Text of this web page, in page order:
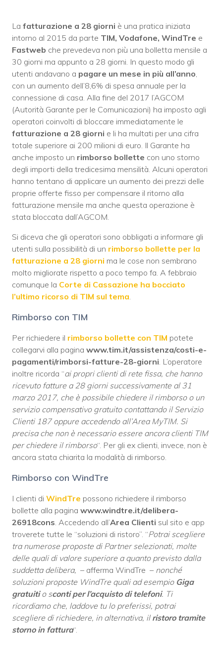
La fatturazione a 28 giorni è una pratica iniziata
intorno al 2015 da parte TIM, Vodafone, WindTre e
Fastweb che prevedeva non più una bolletta mensile a
30 giorni ma appunto a 28 giorni. In questo modo gli
utenti andavano a pagare un mese in più all’anno,
con un aumento dell’8,6% di spesa annuale per la
connessione di casa. Alla fine del 2017 l’AGCOM
(Autorità Garante per le Comunicazioni) ha imposto agli
operatori coinvolti di bloccare immediatamente le
fatturazione a 28 giorni e li ha multati per una cifra
totale superiore ai 200 milioni di euro. Il Garante ha
anche imposto un rimborso bollette con uno storno
degli importi della tredicesima mensilità. Alcuni operatori
hanno tentano di applicare un aumento dei prezzi delle
proprie offerte fisso per compensare il ritorno alla
fatturazione mensile ma anche questa operazione è
stata bloccata dall’AGCOM.
Si diceva che gli operatori sono obbligati a informare gli
utenti sulla possibilità di un rimborso bollette per la
fatturazione a 28 giorni ma le cose non sembrano
molto migliorate rispetto a poco tempo fa. A febbraio
comunque la Corte di Cassazione ha bocciato
l’ultimo ricorso di TIM sul tema.
Rimborso con TIM
Per richiedere il rimborso bollette con TIM potete
collegarvi alla pagina www.tim.it/assistenza/costi-e-
pagamenti/rimborsi-fatture-28-giorni. L’operatore
inoltre ricorda “ai propri clienti di rete fissa, che hanno
ricevuto fatture a 28 giorni successivamente al 31
marzo 2017, che è possibile chiedere il rimborso o un
servizio compensativo gratuito contattando il Servizio
Clienti 187 oppure accedendo all’Area MyTIM. Si
precisa che non è necessario essere ancora clienti TIM
per chiedere il rimborso“. Per gli ex clienti, invece, non è
ancora stata chiarita la modalità di rimborso.
Rimborso con WindTre
I clienti di WindTre possono richiedere il rimborso
bollette alla pagina www.windtre.it/delibera-
26918cons. Accedendo all’Area Clienti sul sito e app
troverete tutte le “soluzioni di ristoro”. “Potrai scegliere
tra numerose proposte di Partner selezionati, molte
delle quali di valore superiore a quanto previsto dalla
suddetta delibera, – afferma WindTre – nonché
soluzioni proposte WindTre quali ad esempio Giga
gratuitio sconti per l’acquisto di telefoni. Ti
ricordiamo che, laddove tu lo preferissi, potrai
scegliere di richiedere, in alternativa, il ristoro tramite
storno in fattura“.